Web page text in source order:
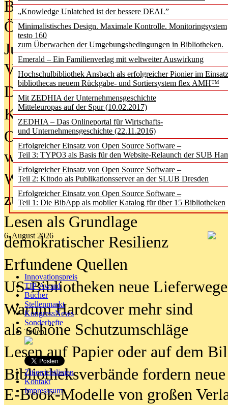
„Knowledge Unlatched ist der bessere DEAL”
Minimalistisches Design. Maximale Kontrolle. Monitoringsystem
testo 160
zum Überwachen der Umgebungsbedingungen in Bibliotheken.
Emerald – Ein Familienverlag mit weltweiter Auswirkung
Hochschulbibliothek Ansbach als erfolgreicher Pionier im
bibliothecas neuem Rückgabe- und Sortiersystem flex AMH™
Mit ZEDHIA der Unternehmensgeschichte
Mitteleuropas auf der Spur (10.02.2017)
ZEDHIA – Das Onlineportal für Wirtschafts-
und Unternehmensgeschichte (22.11.2016)
Erfolgreicher Einsatz von Open Source Software –
Teil 3: TYPO3 als Basis für den Website-Relaunch der SUB
Erfolgreicher Einsatz von Open Source Software –
Teil 2: Kitodo als Publikationsserver an der SLUB Dresden
Erfolgreicher Einsatz von Open Source Software –
Teil 1: Die BibApp als mobiler Katalog für über 15 Bibliotheken
6. August 2026
Innovationspreis
TIP Award
Bücher
Stellenmarkt
KongressNews
Sonderhefte
Teilen
Zitierrichtlinien
Kontakt
Impresssum
Bürgerforum fordert mehr
Öffentlichkeit
Jugendliche wollen besseren
Verbote
Digitale Langzeit­archi­vierung
KI-Chatbots werden Teil der
Offene Infrastrukturen für
wissenschaftliche
Warum die Debatte über KI-Texte
zu kurz greift
Lesen als Grundlage
demokratischer Resilienz
Erfundene Quellen
US-Bibliotheken neue Lieferwege
Warum Hardcover mehr sind
als schöne Schutzumschläge
Lesen auf Papier oder auf dem
Bibliotheksverbände fordern neue
E-Book-Modelle von großen